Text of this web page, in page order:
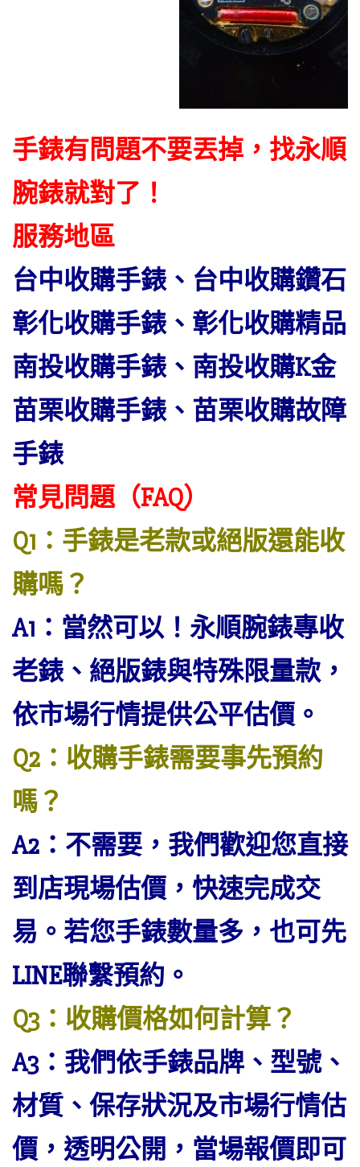
手錶有問題不要丟掉，找永順
腕錶就對了！
服務地區
台中收購手錶、台中收購鑽石
彰化收購手錶、彰化收購精品
南投收購手錶、南投收購K金
苗栗收購手錶、苗栗收購故障
手錶
常見問題（FAQ）
Q1：手錶是老款或絕版還能收
購嗎？
A1：當然可以！永順腕錶專收
老錶、絕版錶與特殊限量款，
依市場行情提供公平估價。
Q2：收購手錶需要事先預約
嗎？
A2：不需要，我們歡迎您直接
到店現場估價，快速完成交
易。若您手錶數量多，也可先
LINE聯繫預約。
Q3：收購價格如何計算？
A3：我們依手錶品牌、型號、
材質、保存狀況及市場行情估
價，透明公開，當場報價即可